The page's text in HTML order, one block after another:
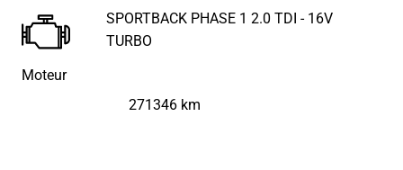
Moteur
SPORTBACK PHASE 1 2.0 TDI - 16V
TURBO
271346 km